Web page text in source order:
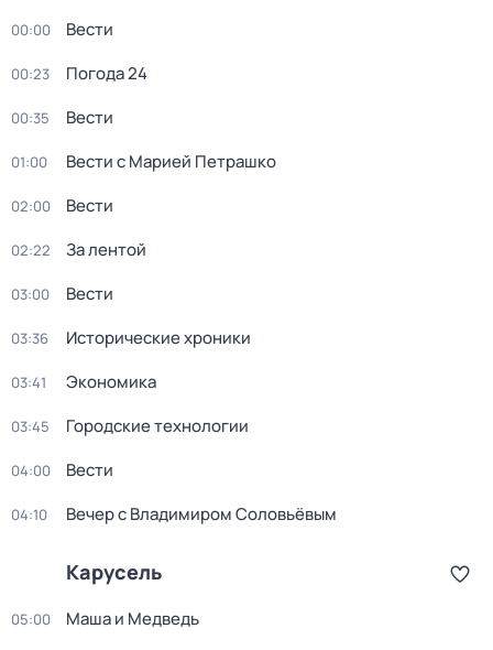
00:00 Вести
00:23 Погода 24
00:35 Вести
01:00 Вести с Марией Петрашко
02:00 Вести
02:22 За лентой
03:00 Вести
03:36 Исторические хроники
03:41 Экономика
03:45 Городские технологии
04:00 Вести
04:10 Вечер с Владимиром Соловьёвым
Карусель
05:00 Маша и Медведь